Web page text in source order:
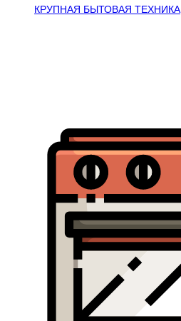
КРУПНАЯ БЫТОВАЯ ТЕХНИКА